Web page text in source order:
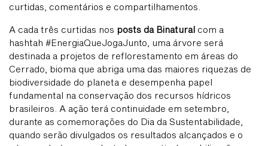
curtidas, comentários e compartilhamentos.
A cada três curtidas nos posts da Binatural com a
hashtah #EnergiaQueJogaJunto, uma árvore será
destinada a projetos de reflorestamento em áreas do
Cerrado, bioma que abriga uma das maiores riquezas de
biodiversidade do planeta e desempenha papel
fundamental na conservação dos recursos hídricos
brasileiros. A ação terá continuidade em setembro,
durante as comemorações do Dia da Sustentabilidade,
quando serão divulgados os resultados alcançados e o